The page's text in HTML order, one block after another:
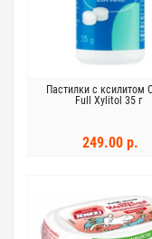
Пастилки с ксилитом
Full Xylitol 35 г
249.00 р.